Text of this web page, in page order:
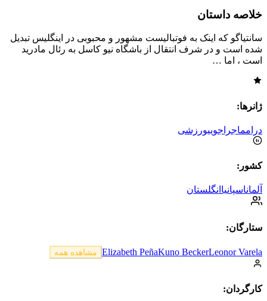
خلاصه داستان
سانتیاگو که اینک به فوتبالیست مشهور و محبوبی در اینگلیس تبدیل
شده است و در شرف انتقال از باشگاه نیو کاسل به رئال مادرید
است ، اما …
ژانرها:
درامماجراجوییورزشی
کشور:
آلماناسپانیا انگلستان
ستارگان:
Elizabeth PeñaKuno BeckerLeonor Varela مشاهده همه
کارگردان: